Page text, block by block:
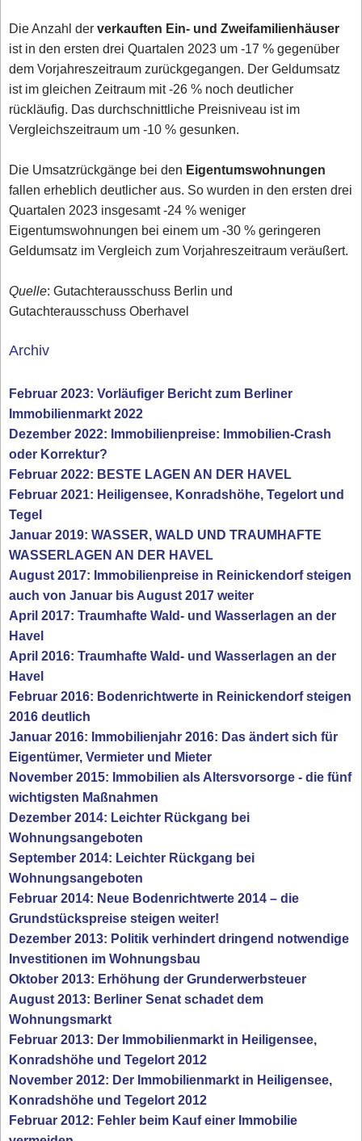
Die Anzahl derverkauften Ein- und Zweifamilienhäuser
ist in den ersten drei Quartalen 2023 um -17 % gegenüber
dem Vorjahreszeitraum zurückgegangen. Der Geldumsatz
ist im gleichen Zeitraum mit -26 % noch deutlicher
rückläufig. Das durchschnittliche Preisniveau ist im
Vergleichszeitraum um -10 % gesunken.
Die Umsatzrückgänge bei den Eigentumswohnungen
fallen erheblich deutlicher aus. So wurden in den ersten drei
Quartalen 2023 insgesamt -24 % weniger
Eigentumswohnungen bei einem um -30 % geringeren
Geldumsatz im Vergleich zum Vorjahreszeitraum veräußert.
Quelle: Gutachterausschuss Berlin und
Gutachterausschuss Oberhavel
Archiv
Februar 2023: Vorläufiger Bericht zum Berliner
Immobilienmarkt 2022
Dezember 2022: Immobilienpreise: Immobilien-Crash
oder Korrektur?
Februar 2022: BESTE LAGEN AN DER HAVEL
Februar 2021: Heiligensee, Konradshöhe, Tegelort und
Tegel
Januar 2019: WASSER, WALD UND TRAUMHAFTE
WASSERLAGEN AN DER HAVEL
August 2017: Immobilienpreise in Reinickendorf steigen
auch von Januar bis August 2017 weiter
April 2017: Traumhafte Wald- und Wasserlagen an der
Havel
April 2016: Traumhafte Wald- und Wasserlagen an der
Havel
Februar 2016: Bodenrichtwerte in Reinickendorf steigen
2016 deutlich
Januar 2016: Immobilienjahr 2016: Das ändert sich für
Eigentümer, Vermieter und Mieter
November 2015: Immobilien als Altersvorsorge - die fünf
wichtigsten Maßnahmen
Dezember 2014: Leichter Rückgang bei
Wohnungsangeboten
September 2014: Leichter Rückgang bei
Wohnungsangeboten
Februar 2014: Neue Bodenrichtwerte 2014 – die
Grundstückspreise steigen weiter!
Dezember 2013: Politik verhindert dringend notwendige
Investitionen im Wohnungsbau
Oktober 2013: Erhöhung der Grunderwerbsteuer
August 2013: Berliner Senat schadet dem
Wohnungsmarkt
Februar 2013: Der Immobilienmarkt in Heiligensee,
Konradshöhe und Tegelort 2012
November 2012: Der Immobilienmarkt in Heiligensee,
Konradshöhe und Tegelort 2012
Februar 2012: Fehler beim Kauf einer Immobilie